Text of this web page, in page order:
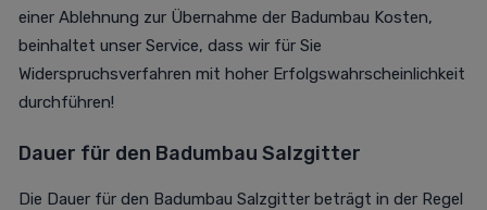
einer Ablehnung zur Übernahme der Badumbau Kosten,
beinhaltet unser Service, dass wir für Sie
Widerspruchsverfahren mit hoher Erfolgswahrscheinlichkeit
durchführen!
Dauer für den Badumbau Salzgitter
Die Dauer für den Badumbau Salzgitter beträgt in der Regel